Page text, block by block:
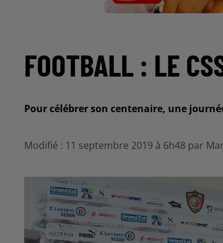
FOOTBALL : LE
Pour célébrer son centenaire, une
Modifié : 11 septembre 2019 à 6h48 par